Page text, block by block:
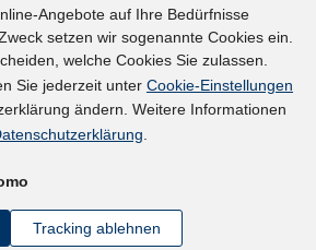
Angebote auf Ihre Bedürfnisse
setzen wir sogenannte Cookies ein.
welche Cookies Sie zulassen.
Sie jederzeit unter Cookie-Einstellungen
ändern. Weitere Informationen
.
Tracking ablehnen